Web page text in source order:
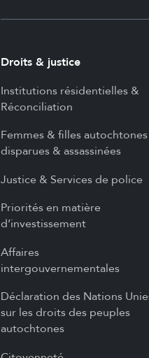
Droits & justice
Institutions résidentielles &
Réconciliation
Femmes & filles autochtones
disparues & assassinées
Justice & Services de police
Priorités en matière
d’investissement
Affaires
intergouvernementales
Déclaration des Nations
sur les droits des peuples
autochtones